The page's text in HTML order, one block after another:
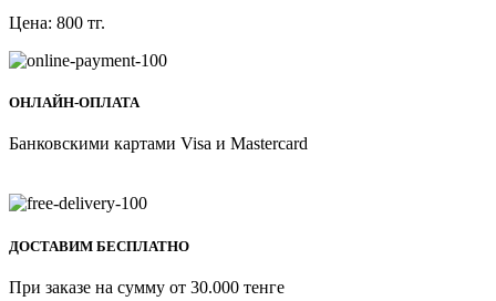
Цена: 800 тг.
ОНЛАЙН-ОПЛАТА
Банковскими картами Visa и Mastercard
ДОСТАВИМ БЕСПЛАТНО
При заказе на сумму от 30.000 тенге